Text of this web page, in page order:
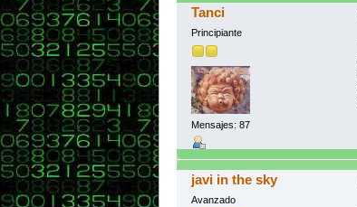
Tanci
Principiante
Mensajes: 87
javi in the sky
Avanzado